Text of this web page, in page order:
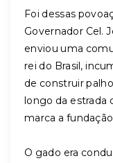
Foi dessas
Governador Cel.
enviou uma
rei do Brasil,
de construir
longo da estrada
marca a
O gado era